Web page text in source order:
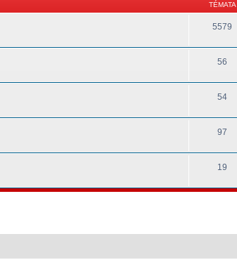
TÉMATA
5579
56
54
97
19